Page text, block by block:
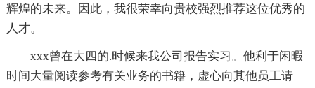
辉煌的未来。因此，我很荣幸向贵校强烈推荐这位优秀的
人才。
xxx曾在大四的.时候来我公司报告实习。他利于闲暇
时间大量阅读参考有关业务的书籍，虚心向其他员工请